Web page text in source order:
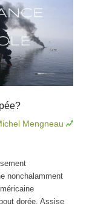
Mengneau
nonchalamment
dorée. Assise